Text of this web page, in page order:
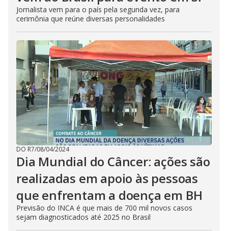
Jornalista vem para o país pela segunda vez, para
cerimônia que reúne diversas personalidades
DO R7/08/04/2024
Dia Mundial do Câncer: ações são
realizadas em apoio às pessoas
que enfrentam a doença em BH
Previsão do INCA é que mais de 700 mil novos casos
sejam diagnosticados até 2025 no Brasil